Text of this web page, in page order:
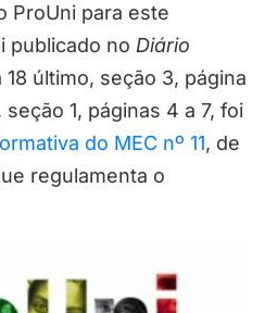
ProUni para este
publicado no Diário
último, seção 3, página
1, páginas 4 a 7, foi
do MEC nº 11, de
regulamenta o